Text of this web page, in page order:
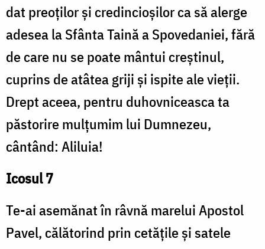
dat preoţilor şi credincioşilor ca să alerge
adesea la Sfânta Taină a Spovedaniei, fără
de care nu se poate mântui creştinul,
cuprins de atâtea griji şi ispite ale vieţii.
Drept aceea, pentru duhovniceasca ta
păstorire mulţumim lui Dumnezeu,
cântând: Aliluia!
Icosul 7
Te-ai asemănat în râvnă marelui Apostol
Pavel, călătorind prin cetăţile şi satele